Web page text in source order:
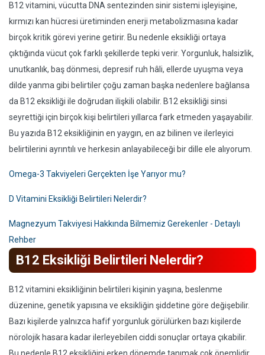
B12 vitamini, vücutta DNA sentezinden sinir sistemi işleyişine,
kırmızı kan hücresi üretiminden enerji metabolizmasına kadar
birçok kritik görevi yerine getirir. Bu nedenle eksikliği ortaya
çıktığında vücut çok farklı şekillerde tepki verir. Yorgunluk, halsizlik,
unutkanlık, baş dönmesi, depresif ruh hâli, ellerde uyuşma veya
dilde yanma gibi belirtiler çoğu zaman başka nedenlere bağlansa
da B12 eksikliği ile doğrudan ilişkili olabilir. B12 eksikliği sinsi
seyrettiği için birçok kişi belirtileri yıllarca fark etmeden yaşayabilir.
Bu yazıda B12 eksikliğinin en yaygın, en az bilinen ve ilerleyici
belirtilerini ayrıntılı ve herkesin anlayabileceği bir dille ele alıyorum.
Omega-3 Takviyeleri Gerçekten İşe Yarıyor mu?
D Vitamini Eksikliği Belirtileri Nelerdir?
Magnezyum Takviyesi Hakkında Bilmemiz Gerekenler - Detaylı
Rehber
B12 Eksikliği Belirtileri Nelerdir?
B12 vitamini eksikliğinin belirtileri kişinin yaşına, beslenme
düzenine, genetik yapısına ve eksikliğin şiddetine göre değişebilir.
Bazı kişilerde yalnızca hafif yorgunluk görülürken bazı kişilerde
nörolojik hasara kadar ilerleyebilen ciddi sonuçlar ortaya çıkabilir.